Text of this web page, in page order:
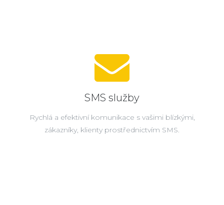
SMS služby
Rychlá a efektivní komunikace s vašimi blízkými,
zákazníky, klienty prostřednictvím SMS.